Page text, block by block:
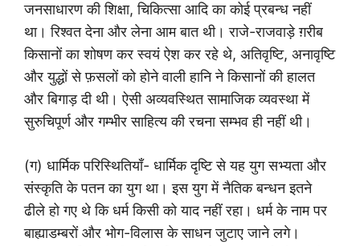
जनसाधारण की शिक्षा, चिकित्सा आदि का कोई प्रबन्ध नहीं
था। रिश्वत देना और लेना आम बात थी। राजे-राजवाड़े ग़रीब
किसानों का शोषण कर स्वयं ऐश कर रहे थे, अतिवृष्टि, अनावृष्टि
और युद्धों से फ़सलों को होने वाली हानि ने किसानों की हालत
और बिगाड़ दी थी। ऐसी अव्यवस्थित सामाजिक व्यवस्था में
सुरुचिपूर्ण और गम्भीर साहित्य की रचना सम्भव ही नहीं थी।
(ग) धार्मिक परिस्थितियाँ- धार्मिक दृष्टि से यह युग सभ्यता और
संस्कृति के पतन का युग था। इस युग में नैतिक बन्धन इतने
ढीले हो गए थे कि धर्म किसी को याद नहीं रहा। धर्म के नाम पर
बाह्याडम्बरों और भोग-विलास के साधन जुटाए जाने लगे।